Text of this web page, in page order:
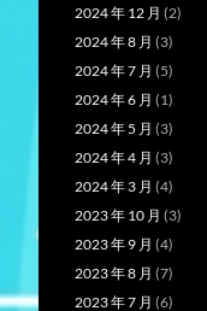
2024 年 12 月 (2)
2024 年 8 月 (3)
2024 年 7 月 (5)
2024 年 6 月 (1)
2024 年 5 月 (3)
2024 年 4 月 (3)
2024 年 3 月 (4)
2023 年 10 月 (3)
2023 年 9 月 (4)
2023 年 8 月 (7)
2023 年 7 月 (6)